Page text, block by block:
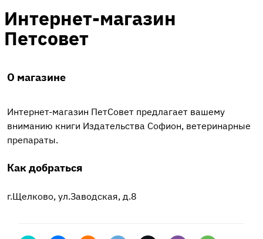
Интернет-магазин
Петсовет
О магазине
Интернет-магазин ПетСовет предлагает вашему
вниманию книги Издательства Софион, ветеринарные
препараты.
Как добраться
г.Щелково, ул.Заводская, д.8